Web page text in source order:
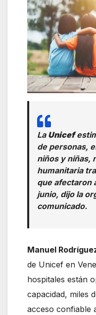
La Unicef
de personas,
niños y niñas,
humanitaria
que afectaron
junio, dijo la
comunicado.
Manuel
de Unicef en
hospitales están
capacidad, miles
acceso confiable